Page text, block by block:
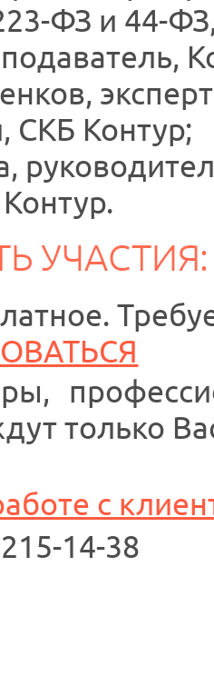
ФЗ и 44-
СКБ Контур;
УЧАСТИЯ:
только
с
14-38